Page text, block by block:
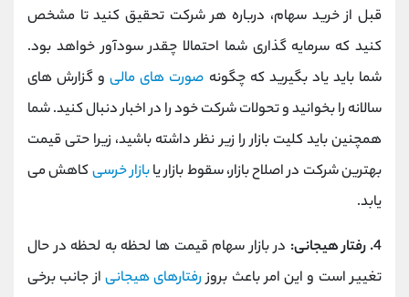
قبل از خرید سهام، درباره هر شرکت تحقیق کنید تا مشخص
کنید که سرمایه گذاری شما احتمالا چقدر سودآور خواهد بود.
شما باید یاد بگیرید که چگونه صورت های مالیو گزارش های
سالانه را بخوانید و تحولات شرکت خود را در اخبار دنبال کنید. شما
همچنین باید کلیت بازار را زیر نظر داشته باشید، زیرا حتی قیمت
بهترین شرکت در اصلاح بازار، سقوط بازار یابازار خرسیکاهش می
یابد.
4. رفتار هیجانی:
در بازار سهام قیمت ها لحظه به لحظه در حال
تغییر است و این امر باعث بروزرفتارهای هیجانی از جانب برخی